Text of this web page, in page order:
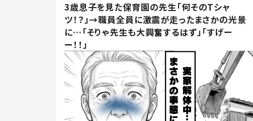
3歳息子を見た保育園の先生「何そのTシャ
ツ！？」→職員全員に激震が走ったまさかの光景
に…「そりゃ先生も大興奮するはず」「すげー
ー！！」